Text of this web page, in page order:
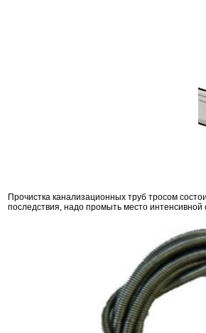
Прочистка канализационных труб тросом
последствия, надо промыть место интенсивной